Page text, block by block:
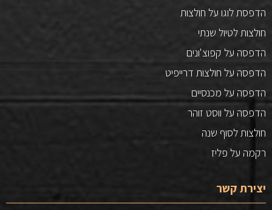
הדפסת לוגו על חולצות
חולצות לטיול שנתי
הדפסה על קפוצ'ונים
הדפסה על חולצות דרייפיט
הדפסה על מכנסיים
הדפסה על ווסט זוהר
חולצות לסוף שנה
רקמה על פליז
יצירת קשר